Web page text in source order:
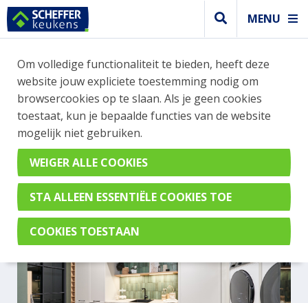
MENU
Trendy keuken
TRENDY BIJKEUKEN IN
ZANDGRIJS
AV 5085 Zandgrijs
Om volledige functionaliteit te bieden, heeft deze
website jouw expliciete toestemming nodig om
browsercookies op te slaan. Als je geen cookies
toestaat, kun je bepaalde functies van de website
mogelijk niet gebruiken.